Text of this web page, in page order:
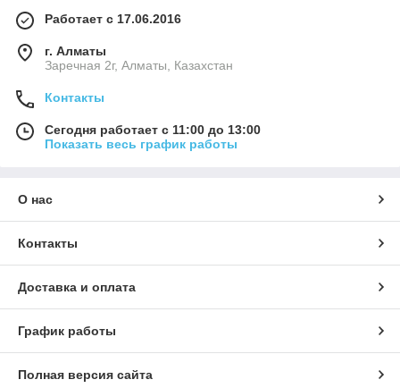
Работает с 17.06.2016
г. Алматы
Заречная 2г, Алматы, Казахстан
Контакты
Сегодня работает с 11:00 до 13:00
Показать весь график работы
О нас
Контакты
Доставка и оплата
График работы
Полная версия сайта